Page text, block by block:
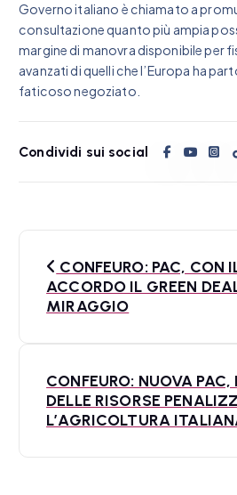
Governo italiano è chiamato a
consultazione quanto più ampia
margine di manovra disponibile per
avanzati di quelli che l’Europa ha
faticoso negoziato.
Condividi sui social
CONFEURO: PAC, CON
ACCORDO IL GREEN
MIRAGGIO
CONFEURO: NUOVA
DELLE RISORSE
L’AGRICOLTURA